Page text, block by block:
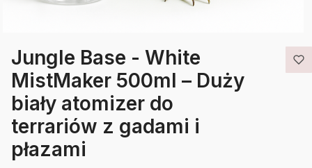
Jungle Base - White
MistMaker 500ml – Duży
biały atomizer do
terrariów z gadami i
płazami